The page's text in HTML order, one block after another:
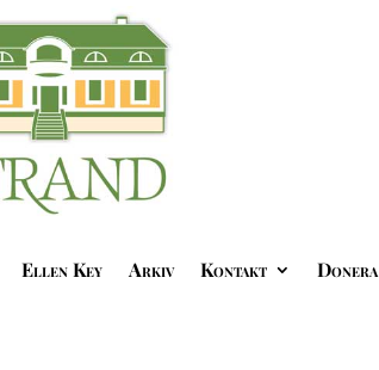
Ellen Key Arkiv Kontakt Donera